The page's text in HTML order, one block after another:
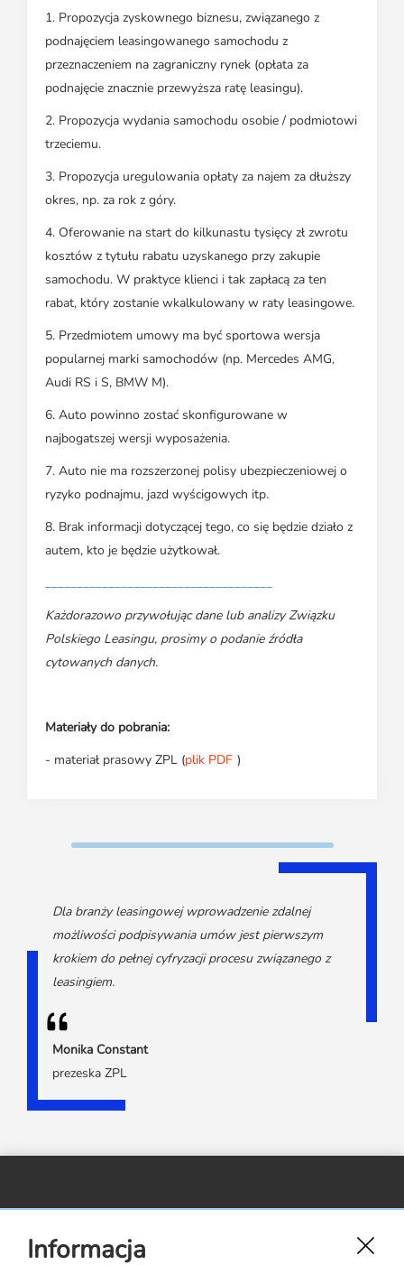
Informacja
1. Propozycja zyskownego biznesu, związanego z
podnajęciem leasingowanego samochodu z
przeznaczeniem na zagraniczny rynek (opłata za
podnajęcie znacznie przewyższa ratę leasingu).
2. Propozycja wydania samochodu osobie / podmiotowi
trzeciemu.
3. Propozycja uregulowania opłaty za najem za dłuższy
okres, np. za rok z góry.
4. Oferowanie na start do kilkunastu tysięcy zł zwrotu
kosztów z tytułu rabatu uzyskanego przy zakupie
samochodu. W praktyce klienci i tak zapłacą za ten
rabat, który zostanie wkalkulowany w raty leasingowe.
5. Przedmiotem umowy ma być sportowa wersja
popularnej marki samochodów (np. Mercedes AMG,
Audi RS i S, BMW M).
6. Auto powinno zostać skonfigurowane w
najbogatszej wersji wyposażenia.
7. Auto nie ma rozszerzonej polisy ubezpieczeniowej o
ryzyko podnajmu, jazd wyścigowych itp.
8. Brak informacji dotyczącej tego, co się będzie działo z
autem, kto je będzie użytkował.
____________________________________
Każdorazowo przywołując dane lub analizy Związku
Polskiego Leasingu, prosimy o podanie źródła
cytowanych danych.
Materiały do pobrania:
- materiał prasowy ZPL (plik PDF )
Dla branży leasingowej wprowadzenie zdalnej
możliwości podpisywania umów jest pierwszym
krokiem do pełnej cyfryzacji procesu związanego z
leasingiem.
Monika Constant
prezeska ZPL
ul. Rejtana 17 lok. 22,